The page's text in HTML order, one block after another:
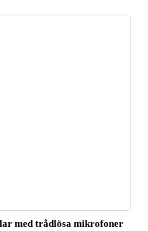
med trådlösa mikrofoner